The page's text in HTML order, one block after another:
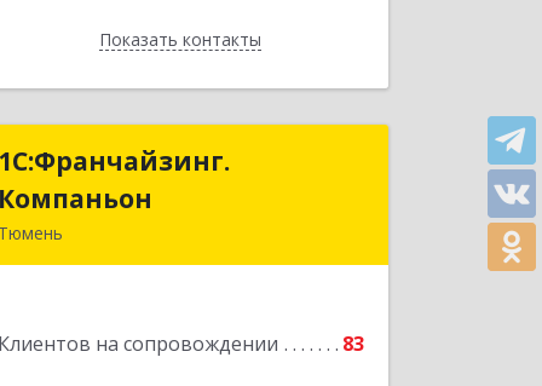
Показать контакты
Назад
1С:Франчайзинг.
Компаньон
Тюмень
Клиентов на сопровождении 83
1С:Франчайзинг.